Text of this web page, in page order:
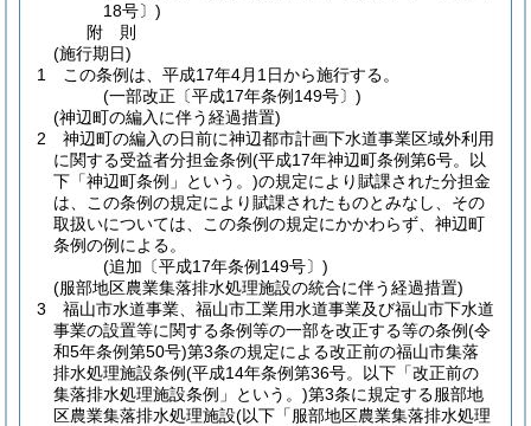
18号〕)
附 則
(施行期日)
1
この条例は、平成17年4月1日から施行する。
(一部改正〔平成17年条例149号〕)
(神辺町の編入に伴う経過措置)
2
神辺町の編入の日前に神辺都市計画下水道事業区域外利用
に関する受益者分担金条例(平成17年神辺町条例第6号。以
下「神辺町条例」という。)の規定により賦課された分担金
は、この条例の規定により賦課されたものとみなし、その
取扱いについては、この条例の規定にかかわらず、神辺町
条例の例による。
(追加〔平成17年条例149号〕)
(服部地区農業集落排水処理施設の統合に伴う経過措置)
3
福山市水道事業、福山市工業用水道事業及び福山市下水道
事業の設置等に関する条例等の一部を改正する等の条例(令
和5年条例第50号)第3条の規定による改正前の福山市集落
排水処理施設条例(平成14年条例第36号。以下「改正前の
集落排水処理施設条例」という。)第3条に規定する服部地
区農業集落排水処理施設(以下「服部地区農業集落排水処理